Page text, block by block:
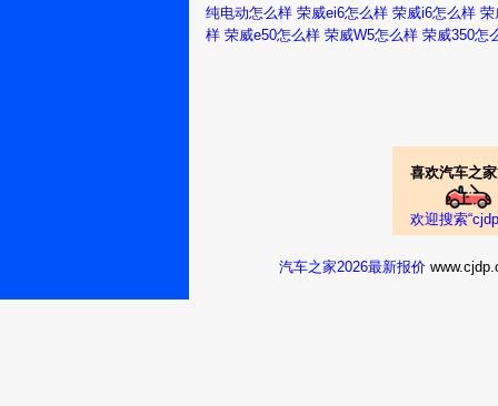
纯电动怎么样 荣威ei6怎么样 荣威i6怎么样 荣
样 荣威e50怎么样 荣威W5怎么样 荣威350怎
喜欢汽车之
欢迎搜索
汽车之家2026最新报价